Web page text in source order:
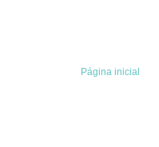
Página inicial